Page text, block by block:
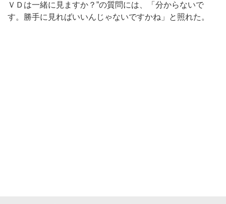
ＶＤは一緒に見ますか？”の質問には、「分からないで
す。勝手に見ればいいんじゃないですかね」と照れた。